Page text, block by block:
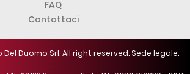
FAQ
Contattaci
Duomo Srl. All right reserved. Sede legale: